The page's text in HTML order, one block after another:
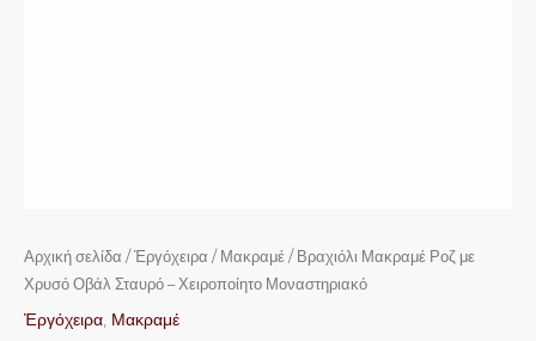
Αρχική σελίδα /Ἐργόχειρα / Μακραμέ / Βραχιόλι Μακραμέ Ροζ με
Χρυσό Οβάλ Σταυρό – Χειροποίητο Μοναστηριακό
Ἐργόχειρα Μακραμέ